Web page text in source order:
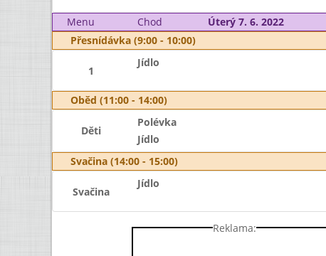
Menu Chod Úterý 7. 6. 2022
Přesnídávka (9:00 - 10:00)
1
Jídlo
Oběd (11:00 - 14:00)
Děti
Polévka
Jídlo
Svačina (14:00 - 15:00)
Svačina
Jídlo
Reklama: